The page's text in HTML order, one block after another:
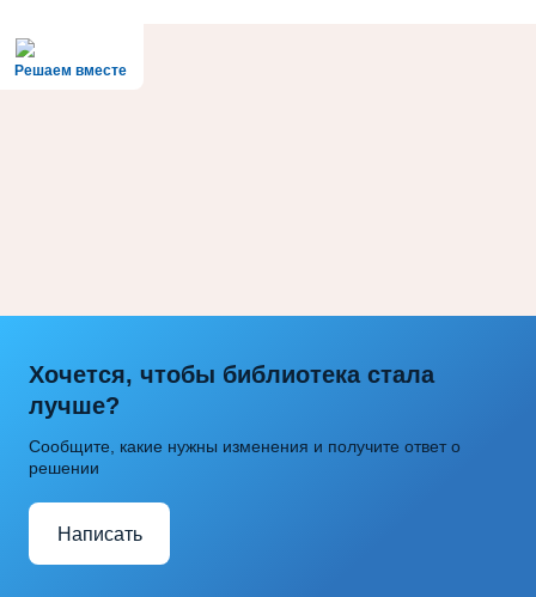
Решаем вместе
Хочется, чтобы библиотека стала
лучше?
Сообщите, какие нужны изменения и получите ответ о
решении
Написать